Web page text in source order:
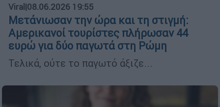
Viral |08.06.2026 19:55
Μετάνιωσαν την ώρα και τη στιγμή:
Αμερικανοί τουρίστες πλήρωσαν 44
ευρώ για δύο παγωτά στη Ρώμη
Τελικά, ούτε το παγωτό άξιζε...